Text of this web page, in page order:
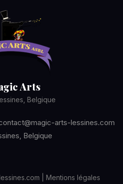
Arts
Belgique
arts-lessines.com
Belgique
| Mentions légales